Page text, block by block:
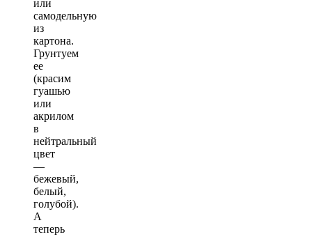
или
самодельную
из
картона.
Грунтуем
ее
(красим
гуашью
или
акрилом
в
нейтральный
цвет
—
бежевый,
белый,
голубой).
А
теперь